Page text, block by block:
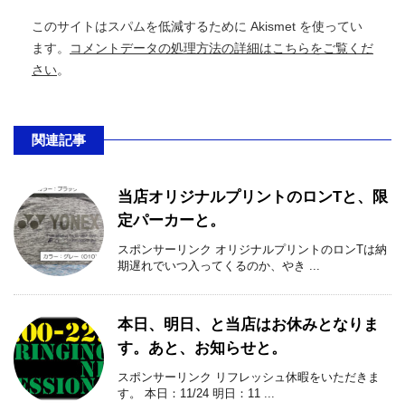
このサイトはスパムを低減するために Akismet を使ってい
ます。
コメントデータの処理方法の詳細はこちらをご覧くだ
さい。
関連記事
当店オリジナルプリントのロンTと、限
定パーカーと。
スポンサーリンク オリジナルプリントのロンTは納
期遅れでいつ入ってくるのか、やき ...
本日、明日、と当店はお休みとなりま
す。あと、お知らせと。
スポンサーリンク リフレッシュ休暇をいただきま
す。 本日：11/24 明日：11 ...